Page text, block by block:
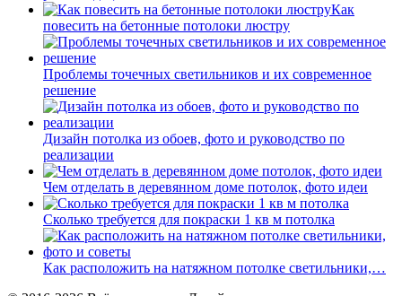
Как
повесить на бетонные потолоки люстру
Проблемы точечных светильников и их современное
решение
Дизайн потолка из обоев, фото и руководство по
реализации
Чем отделать в деревянном доме потолок, фото идеи
Сколько требуется для покраски 1 кв м потолка
Как расположить на натяжном потолке светильники,…